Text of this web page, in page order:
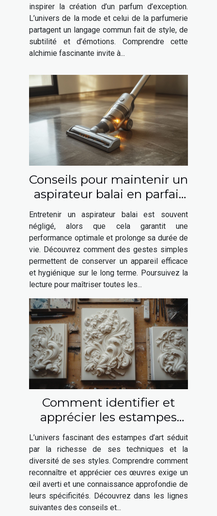
inspirer la création d’un parfum d’exception.
L’univers de la mode et celui de la parfumerie
partagent un langage commun fait de style, de
subtilité et d’émotions. Comprendre cette
alchimie fascinante invite à...
Conseils pour maintenir un
aspirateur balai en parfait
état
Entretenir un aspirateur balai est souvent
négligé, alors que cela garantit une
performance optimale et prolonge sa durée de
vie. Découvrez comment des gestes simples
permettent de conserver un appareil efficace
et hygiénique sur le long terme. Poursuivez la
lecture pour maîtriser toutes les...
Comment identifier et
apprécier les estampes
d'art ?
L’univers fascinant des estampes d’art séduit
par la richesse de ses techniques et la
diversité de ses styles. Comprendre comment
reconnaître et apprécier ces œuvres exige un
œil averti et une connaissance approfondie de
leurs spécificités. Découvrez dans les lignes
suivantes des conseils et...